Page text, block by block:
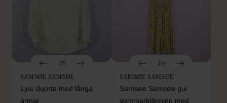
1/5
SAMSØE SAMSØE
Ljus skjorta med långa
ärmar
1/5
SAMSØE SAMSØE
Samsøe Samsøe gul
sommarklänning med